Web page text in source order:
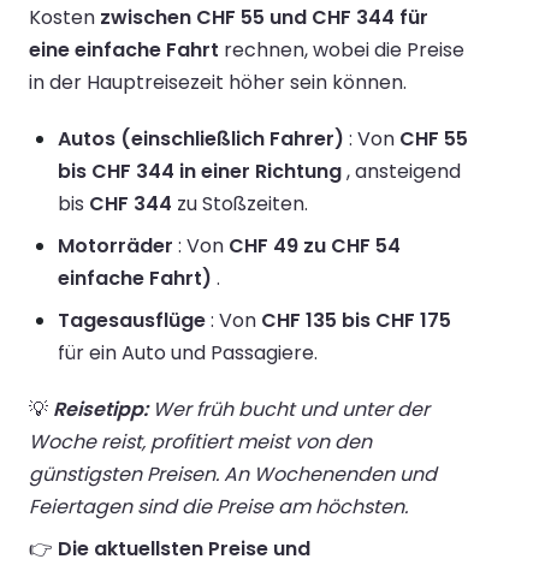
Kosten zwischen CHF 55 und CHF 344 für
eine einfache Fahrt rechnen, wobei die Preise
in der Hauptreisezeit höher sein können.
Autos (einschließlich Fahrer) : Von CHF 55
bis CHF 344 in einer Richtung, ansteigend
bis CHF 344 zu Stoßzeiten.
Motorräder : Von CHF 49 zu CHF 54
einfache Fahrt) .
Tagesausflüge: Von CHF 135 bis CHF 175
für ein Auto und Passagiere.
💡 Reisetipp:Wer früh bucht und unter der
Woche reist, profitiert meist von den
günstigsten Preisen. An Wochenenden und
Feiertagen sind die Preise am höchsten.
👉 Die aktuellsten Preise und